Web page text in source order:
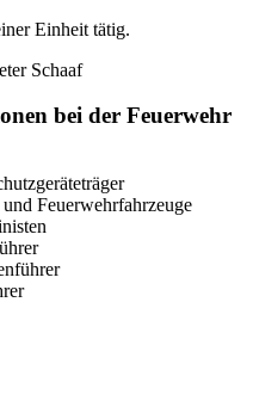
Einheit tätig.
bei der Feuerwehr
Feuerwehrfahrzeuge